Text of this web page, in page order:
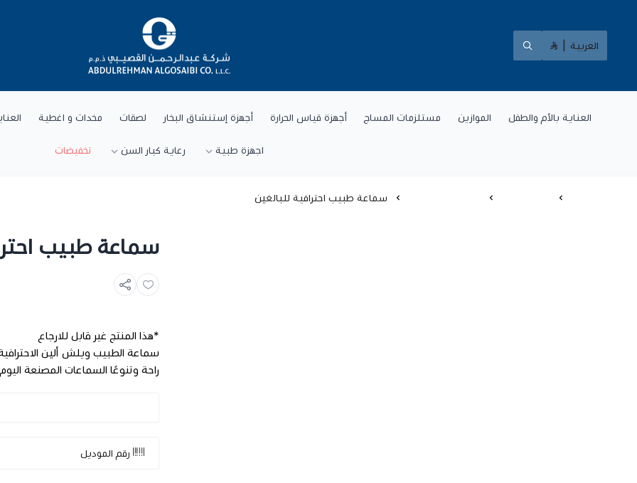
العربية
شركة عبد الرحمن القصيبي للتجارة
العناية بالأم والطفل الموازين مستلزمات المساج أجهزة قياس الحرارة أجهزة إستنشاق البخار لصقات مخدات و اغطية
اجهزة طبية رعاية كبار السن تخفيضات
سماعة طبيب احترافية للبالغين
سماعة طبيب
*هذا المنتج غير قابل للارجاع
سماعة الطبيب ويلش ألين
راحة وتنوعًا السماعات المصنعة اليوم
رقم الموديل